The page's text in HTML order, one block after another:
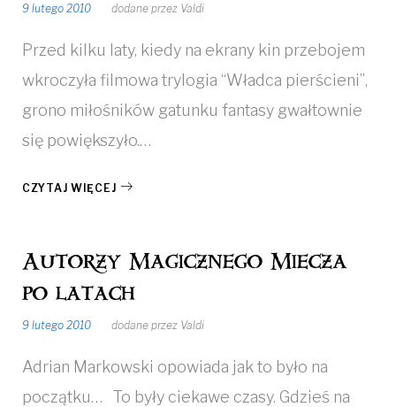
9 lutego 2010 dodane przez Valdi
Przed kilku laty, kiedy na ekrany kin przebojem
wkroczyła filmowa trylogia “Władca pierścieni”,
grono miłośników gatunku fantasy gwałtownie
się powiększyło.…
CZYTAJ WIĘCEJ
Autorzy Magicznego Miecza
po latach
9 lutego 2010 dodane przez Valdi
Adrian Markowski opowiada jak to było na
początku… To były ciekawe czasy. Gdzieś na